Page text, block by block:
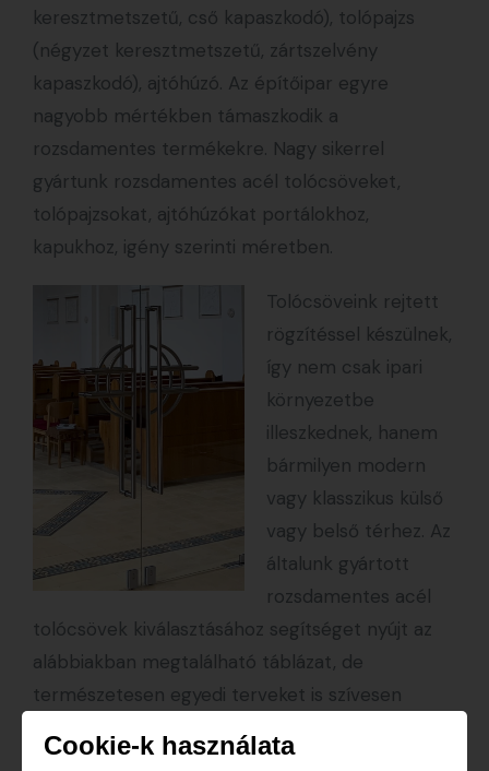
keresztmetszetű, cső kapaszkodó), tolópajzs
(négyzet keresztmetszetű, zártszelvény
kapaszkodó), ajtóhúzó. Az építőipar egyre
nagyobb mértékben támaszkodik a
rozsdamentes termékekre. Nagy sikerrel
gyártunk rozsdamentes acél tolócsöveket,
tolópajzsokat, ajtóhúzókat portálokhoz,
kapukhoz, igény szerinti méretben.
Tolócsöveink rejtett
rögzítéssel készülnek,
így nem csak ipari
környezetbe
illeszkednek, hanem
bármilyen modern
vagy klasszikus külső
vagy belső térhez. Az
általunk gyártott
rozsdamentes acél
tolócsövek kiválasztásához segítséget nyújt az
alábbiakban megtalálható táblázat, de
természetesen egyedi terveket is szívesen
Cookie-k használata